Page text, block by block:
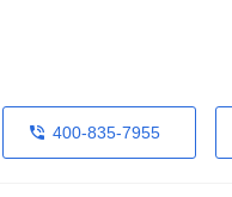
400-835-7955